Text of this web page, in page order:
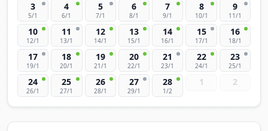
3
5/1
4
6/1
5
7/1
6
8/1
7
9/1
8
10/1
9
11/1
10
12/1
11
13/1
12
14/1
13
15/1
14
16/1
15
17/1
16
18/1
17
19/1
18
20/1
19
21/1
20
22/1
21
23/1
22
24/1
23
25/1
24
26/1
25
27/1
26
28/1
27
29/1
28
1/2
1 2